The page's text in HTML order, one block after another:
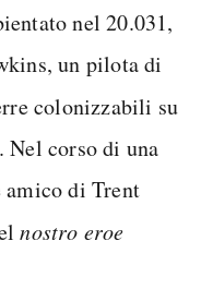
nel 20.031,
un pilota di
colonizzabili su
Nel corso di una
di Trent
nostro eroe